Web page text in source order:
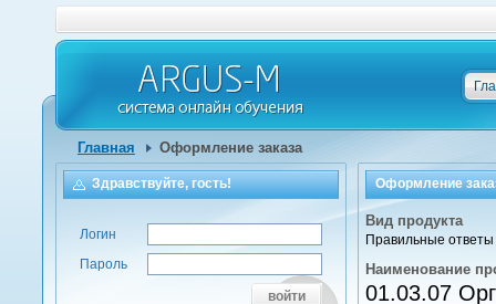
Главная Оформление заказа
Оформление
Вид продукта
Правильные ответы
Наименование
01.03.07
Здравствуйте, гость!
Логин
Пароль
войти